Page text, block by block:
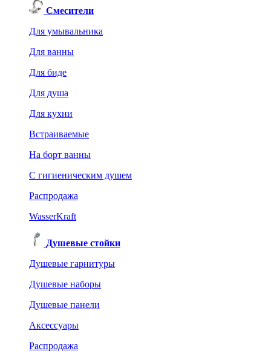
Смесители
Для умывальника
Для ванны
Для биде
Для душа
Для кухни
Встраиваемые
На борт ванны
C гигиеническим душем
Распродажа
WasserKraft
Душевые стойки
Душевые гарнитуры
Душевые наборы
Душевые панели
Аксессуары
Распродажа